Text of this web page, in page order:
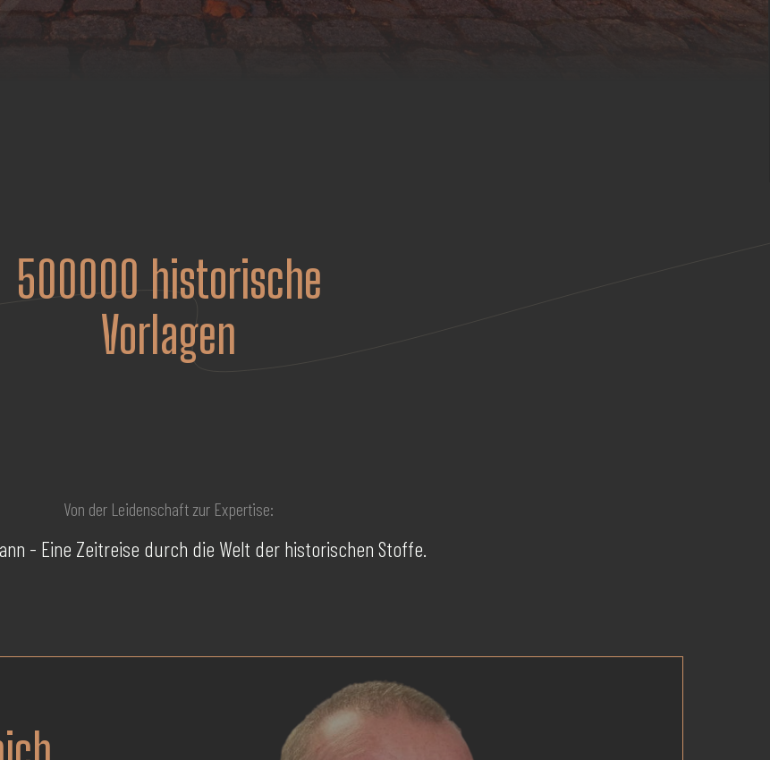
500000 historische
Vorlagen
Von der Leidenschaft zur Expertise:
- Eine Zeitreise durch die Welt der historischen Stoffe.